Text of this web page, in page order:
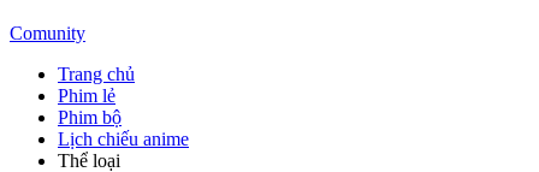
Comunity
Trang chủ
Phim lẻ
Phim bộ
Lịch chiếu anime
Thể loại